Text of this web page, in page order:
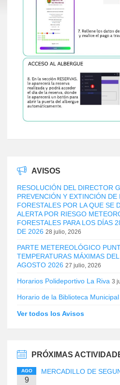
AVISOS
RESOLUCIÓN DEL DIRECTOR
PREVENCIÓN Y EXTINCIÓN DE
FORESTALES POR LA QUE SE
ALERTA POR RIESGO
FORESTALES PARA LOS DÍAS
DE 2026 28 julio, 2026
PARTE METEREOLÓGICO
TEMPERATURAS MÁXIMAS
AGOSTO 2026 27 julio, 2026
Horarios Polideportivo La Riva 3
Horario de la Biblioteca Municipal
Ver todos los Avisos
PRÓXIMAS
AGO
9
MERCADILLO DE